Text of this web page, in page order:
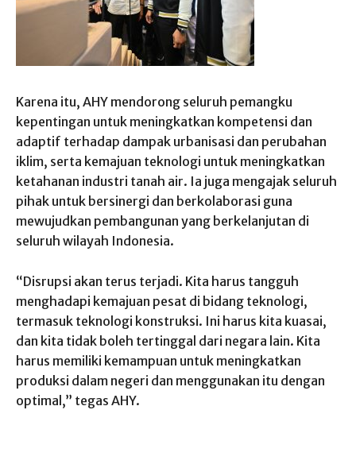
Karena itu, AHY mendorong seluruh pemangku
kepentingan untuk meningkatkan kompetensi dan
adaptif terhadap dampak urbanisasi dan perubahan
iklim, serta kemajuan teknologi untuk meningkatkan
ketahanan industri tanah air. Ia juga mengajak seluruh
pihak untuk bersinergi dan berkolaborasi guna
mewujudkan pembangunan yang berkelanjutan di
seluruh wilayah Indonesia.
“Disrupsi akan terus terjadi. Kita harus tangguh
menghadapi kemajuan pesat di bidang teknologi,
termasuk teknologi konstruksi. Ini harus kita kuasai,
dan kita tidak boleh tertinggal dari negara lain. Kita
harus memiliki kemampuan untuk meningkatkan
produksi dalam negeri dan menggunakan itu dengan
optimal,” tegas AHY.